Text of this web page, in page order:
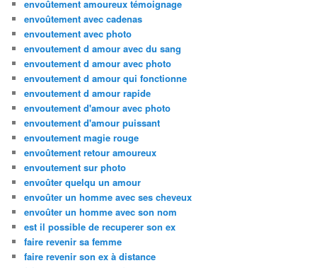
envoûtement amoureux témoignage
envoûtement avec cadenas
envoutement avec photo
envoutement d amour avec du sang
envoutement d amour avec photo
envoutement d amour qui fonctionne
envoutement d amour rapide
envoutement d'amour avec photo
envoutement d'amour puissant
envoutement magie rouge
envoûtement retour amoureux
envoutement sur photo
envoûter quelqu un amour
envoûter un homme avec ses cheveux
envoûter un homme avec son nom
est il possible de recuperer son ex
faire revenir sa femme
faire revenir son ex à distance